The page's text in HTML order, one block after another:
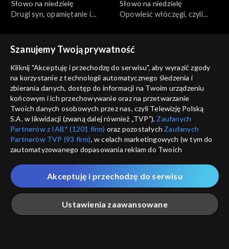
Słowo na niedzielę
Drugi syn, opamiętanie i
Słowo na niedzielę
Opowieść włóczęgi, czyli
Słowo na niedzielę
Czy świętujesz miłosierdzie?
Słowo na niedzielę
Koledzy i wrogowie, czyli o
zgodnej modlitwie
Słowo na niedzielę
Współpracownicy kusiciela
Słowo na niedzielę
Droga Piotra, czyli o mieleniu
i opiniach
Szanujemy Twoją prywatność
Kliknij "Akceptuję i przechodzę do serwisu", aby wyrazić zgody
na korzystanie z technologii automatycznego śledzenia i
zbierania danych, dostęp do informacji na Twoim urządzeniu
końcowym i ich przechowywanie oraz na przetwarzanie
Twoich danych osobowych przez nas, czyli Telewizję Polską
S.A. w likwidacji (zwaną dalej również „TVP”), Zaufanych
Partnerów z IAB* (1201 firm) oraz pozostałych Zaufanych
Partnerów TVP (93 firm), w celach marketingowych (w tym do
zautomatyzowanego dopasowania reklam do Twoich
które wskazujemy poniżej, a także zgody na udostępnianie
przez nas identyfikatora PPID do Google.
Twoje dane osobowe zbierane podczas odwiedzania przez
Ciebie naszych
poszczególnych serwisówzwanych dalej
„Portalem”, w tym informacje zapisywane za pomocą
Ustawienia zaawansowane
Akceptuję i przechodzę do serwisu